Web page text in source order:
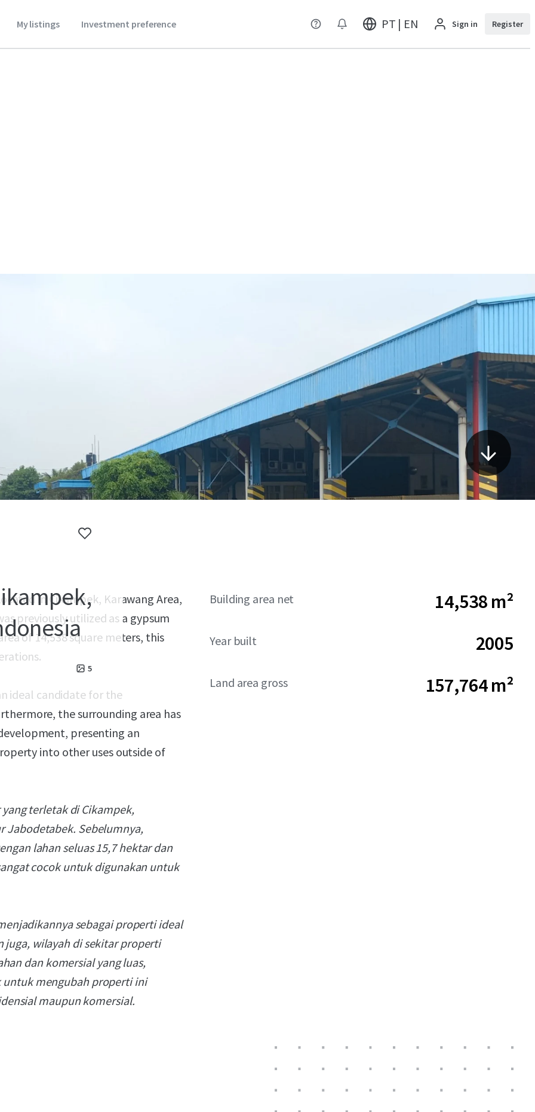
My listings Investment preference PT | EN Sign in Register
5
in Cikampek, Karawang Area,
previously utilized as a gypsum
of 14,538 square meters, this
ideal candidate for the
the surrounding area has
presenting an
into other uses outside of
terletak di Cikampek,
Jabodetabek. Sebelumnya,
lahan seluas 15,7 hektar dan
cocok untuk digunakan untuk
sebagai properti ideal
juga, wilayah di sekitar properti
dan komersial yang luas,
untuk mengubah properti ini
maupun komersial.
Building area net 14,538 m²
Year built 2005
Land area gross 157,764 m²